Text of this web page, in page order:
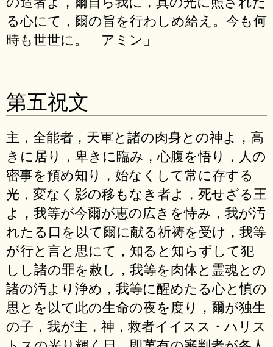
る心にて，爾の旨を行わしめ給え。今も何
時も世世に。「アミン」
第五祝文
主，全能者，天軍と諸の肉身との神よ，高
きに居り，卑きに臨み，心腹を悟り，人の
密事を預め知り，始なくして常に存する
光，変なく影の移もなき者よ，死せざる王
よ，我等が今爾が恵の広きを恃み，我が汚
れたる口を以て爾に献る祈祷を受け，我等
が行と言と思にて，知ると知らずして犯
しし諸の罪を赦し，我等を肉体と霊魂との
諸の汚より浄め，我等に醒めたる心と慎の
思とを以て此の生命の夜を度り，爾が独生
の子，我が主，神，救者イイスス・ハリス